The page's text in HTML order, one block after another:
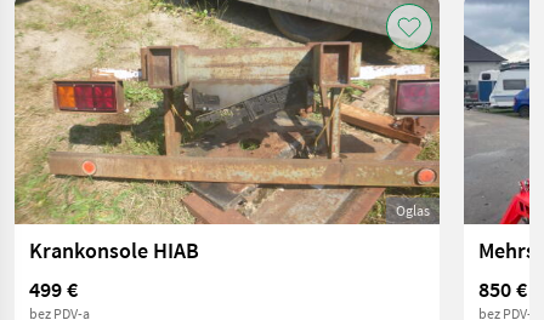
Oglas
Krankonsole HIAB
499 €
bez PDV-a
850 €
bez PDV-a